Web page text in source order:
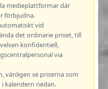
medieplattformar där
förbjudna.
vid
det ordinarie priset, till
konfidentiell,
via
vänligen se priserna som
kalendern nedan.